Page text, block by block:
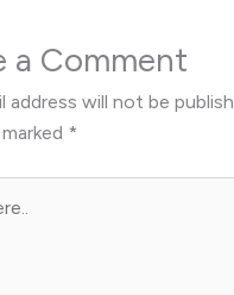
a Comment
address will not be
*